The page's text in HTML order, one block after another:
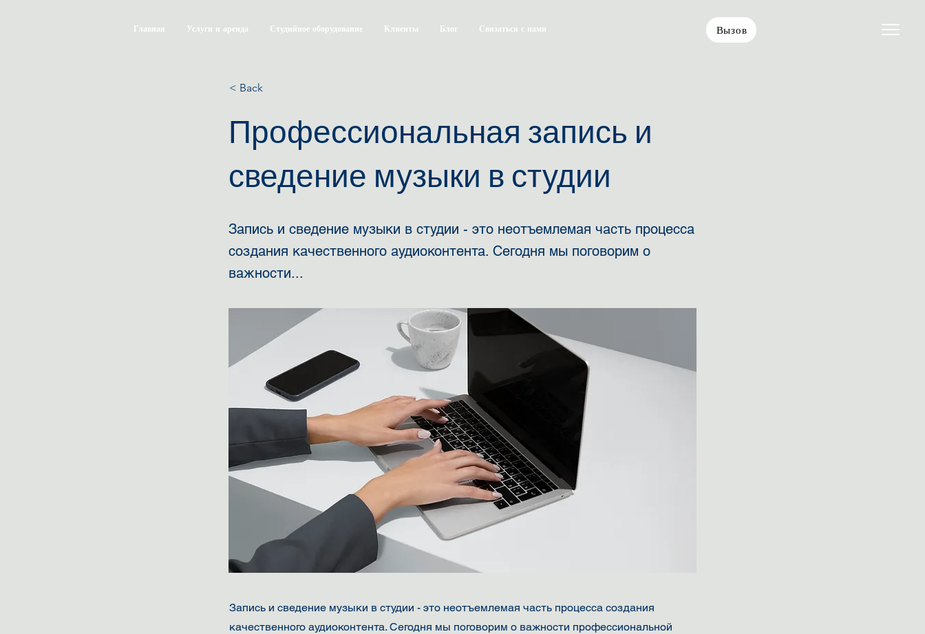
Главная Услуги и аренда Студийное оборудование Клиенты Блог Связаться с нами Вызов
< Back
Профессиональная запись и
сведение музыки в студии
Запись и сведение музыки в студии - это неотъемлемая часть процесса
создания качественного аудиоконтента. Сегодня мы поговорим о
важности...
Запись и сведение музыки в студии - это неотъемлемая часть процесса создания
качественного аудиоконтента. Сегодня мы поговорим о важности профессиональной